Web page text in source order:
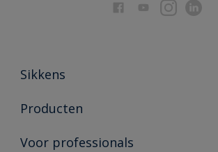
Sikkens
Over Sikkens
Duurzaamheid
Producten
Producten voor binnen
Voor professionals